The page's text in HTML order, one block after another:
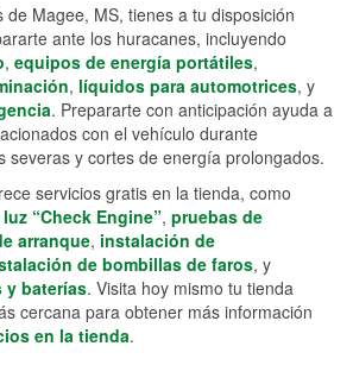
de Magee, MS, tienes a tu disposición
ante los huracanes, incluyendo
, equipos de energía portátiles,
, líquidos para automotrices, y
. Prepararte con anticipación ayuda a
con el vehículo durante
severas y cortes de energía prolongados.
servicios gratis en la tienda, como
“Check Engine”, pruebas de
arranque, instalación de
de bombillas de faros, y
y baterías. Visita hoy mismo tu tienda
cercana para obtener más información
en la tienda.